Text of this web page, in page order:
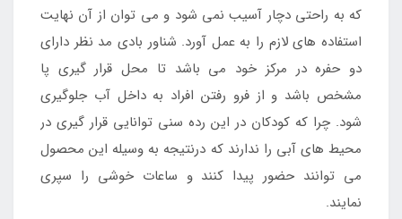
که به راحتی دچار آسیب نمی شود و می توان از آن نهایت
استفاده های لازم را به عمل آورد. شناور بادی مد نظر دارای
دو حفره در مرکز خود می باشد تا محل قرار گیری پا
مشخص باشد و از فرو رفتن افراد به داخل آب جلوگیری
شود. چرا که کودکان در این رده سنی توانایی قرار گیری در
محیط های آبی را ندارند که درنتیجه به وسیله این محصول
می توانند حضور پیدا کنند و ساعات خوشی را سپری
نمایند.